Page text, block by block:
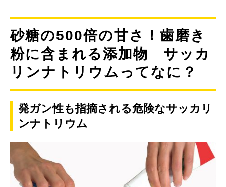
砂糖の500倍の甘さ！歯磨き
粉に含まれる添加物 サッカ
リンナトリウムってなに？
発ガン性も指摘される危険なサッカリ
ンナトリウム